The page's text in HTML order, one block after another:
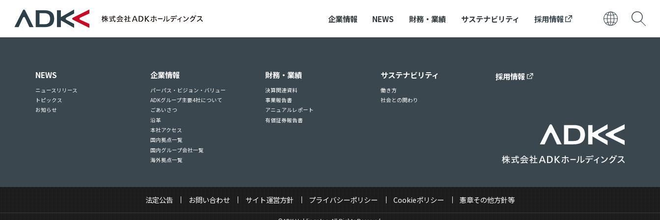
企業情報 NEWS 財務・業績 サステナビリティ 採用情報
NEWS
ニュースリリース
トピックス
お知らせ
企業情報
パーパス・ビジョン・バリュー
ADKグループ主要4社について
ごあいさつ
沿革
本社アクセス
国内拠点一覧
国内グループ会社一覧
海外拠点一覧
財務・業績
決算関連資料
事業報告書
アニュアルレポート
有価証券報告書
サステナビリティ
働き方
社会との関わり
採用情報
法定公告 お問い合わせ サイト運営方針 プライバシーポリシー Cookieポリシー 憲章その他方針等